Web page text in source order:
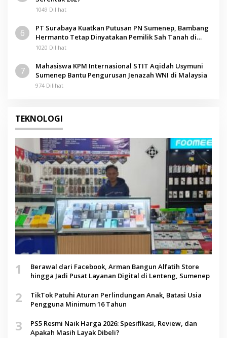
1049 Dilihat
6
PT Surabaya Kuatkan Putusan PN Sumenep, Bambang
Hermanto Tetap Dinyatakan Pemilik Sah Tanah di
Pamolokan
1020 Dilihat
7
Mahasiswa KPM Internasional STIT Aqidah Usymuni
Sumenep Bantu Pengurusan Jenazah WNI di Malaysia
974 Dilihat
TEKNOLOGI
1
Berawal dari Facebook, Arman Bangun Alfatih Store
hingga Jadi Pusat Layanan Digital di Lenteng, Sumenep
2
TikTok Patuhi Aturan Perlindungan Anak, Batasi Usia
Pengguna Minimum 16 Tahun
3
PS5 Resmi Naik Harga 2026: Spesifikasi, Review, dan
Apakah Masih Layak Dibeli?